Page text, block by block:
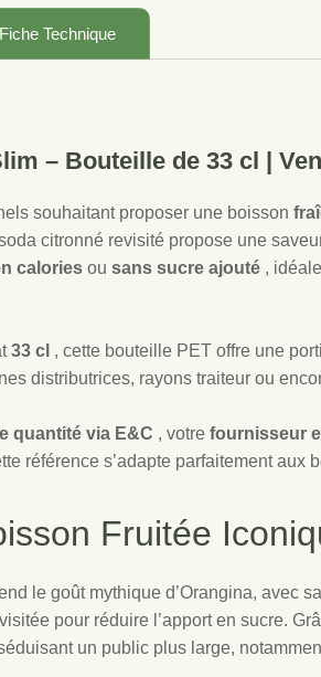
Fiche Technique
– Bouteille de 33 cl |
souhaitant proposer une boisson
citronné revisité propose une
calories ou sans sucre ajouté ,
33 cl , cette bouteille PET offre une
distributrices, rayons traiteur ou
quantité via E&C , votre fournisseur
référence s’adapte parfaitement
Fruitée
le goût mythique d’Orangina, avec
pour réduire l’apport en sucre.
un public plus large,